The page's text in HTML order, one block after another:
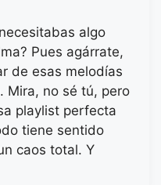
algo
Pues agárrate,
de esas melodías
Mira, no sé tú, pero
playlist perfecta
tiene sentido
caos total. Y